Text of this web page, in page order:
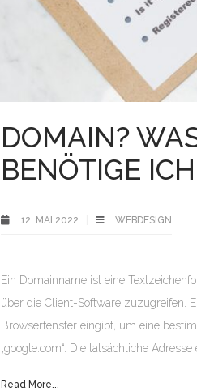
DOMAIN?
BENÖTIGE
12. MAI 2022 WEBDESIGN
Ein Domainname ist eine
über die Client-Software zuzugreifen.
Browserfenster eingibt, um eine
„google.com“. Die tatsächliche
Read More...